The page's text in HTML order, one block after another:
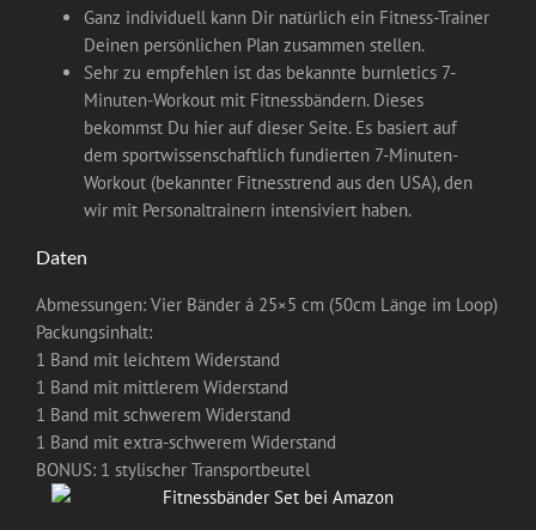
Ganz individuell kann Dir natürlich ein Fitness-Trainer
Deinen persönlichen Plan zusammen stellen.
Sehr zu empfehlen ist das bekannte burnletics 7-
Minuten-Workout mit Fitnessbändern. Dieses
bekommst Du hier auf dieser Seite. Es basiert auf
dem sportwissenschaftlich fundierten 7-Minuten-
Workout (bekannter Fitnesstrend aus den USA), den
wir mit Personaltrainern intensiviert haben.
Daten
Abmessungen: Vier Bänder á 25×5 cm (50cm Länge im Loop)
Packungsinhalt:
1 Band mit leichtem Widerstand
1 Band mit mittlerem Widerstand
1 Band mit schwerem Widerstand
1 Band mit extra-schwerem Widerstand
BONUS: 1 stylischer Transportbeutel